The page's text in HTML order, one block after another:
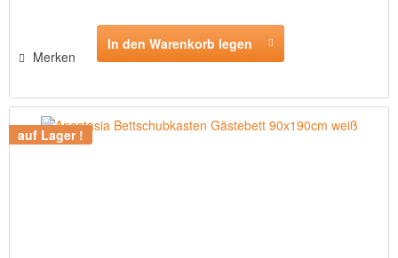
Merken
In den Warenkorb legen
auf Lager !